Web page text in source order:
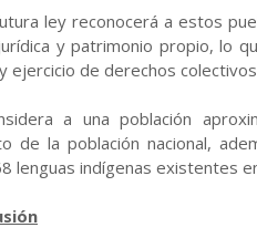
ley reconocerá a estos
y patrimonio propio, lo
ejercicio de derechos
a una población
de la población nacional,
lenguas indígenas existentes